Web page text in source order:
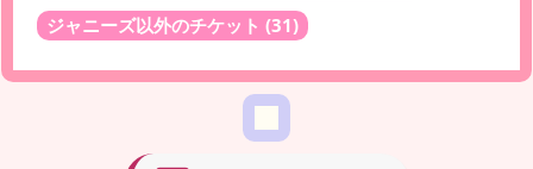
ジャニーズ以外のチケット (31)